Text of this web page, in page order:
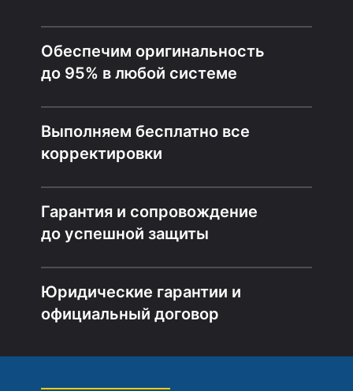
Обеспечим оригинальность
до 95% в любой системе
Выполняем бесплатно все
корректировки
Гарантия и сопровождение
до успешной защиты
Юридические гарантии и
официальный договор